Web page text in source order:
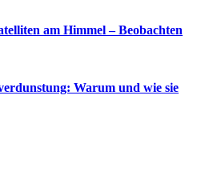
am Himmel – Beobachten
Warum und wie sie